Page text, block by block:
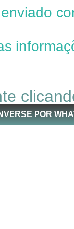
POR